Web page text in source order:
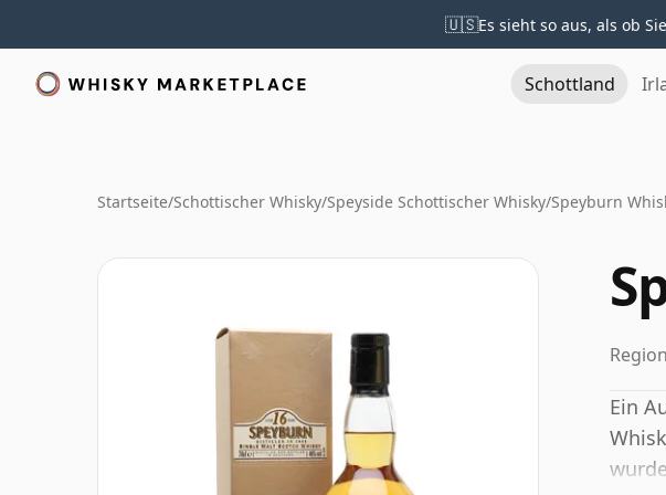
🇺🇸Es sieht so aus, als ob
Schottland
Startseite/Schottischer Whisky/Speyside Schottischer Whisky/Speyburn
Ein